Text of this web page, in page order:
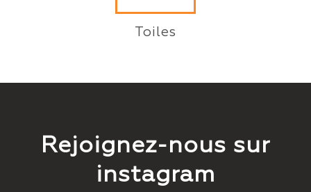
Toiles
Rejoignez-nous sur
instagram